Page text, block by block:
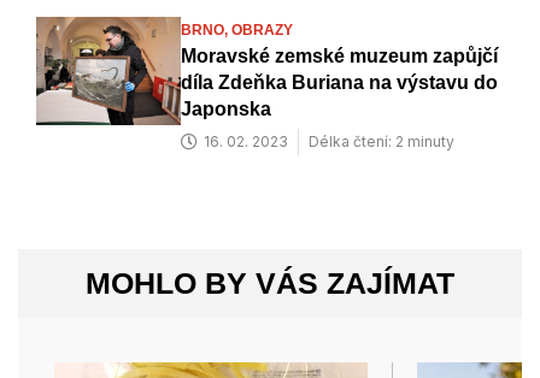
BRNO, OBRAZY
Moravské zemské muzeum zapůjčí
díla Zdeňka Buriana na výstavu do
Japonska
16. 02. 2023 Délka čtení: 2 minuty
MOHLO BY VÁS ZAJÍMAT